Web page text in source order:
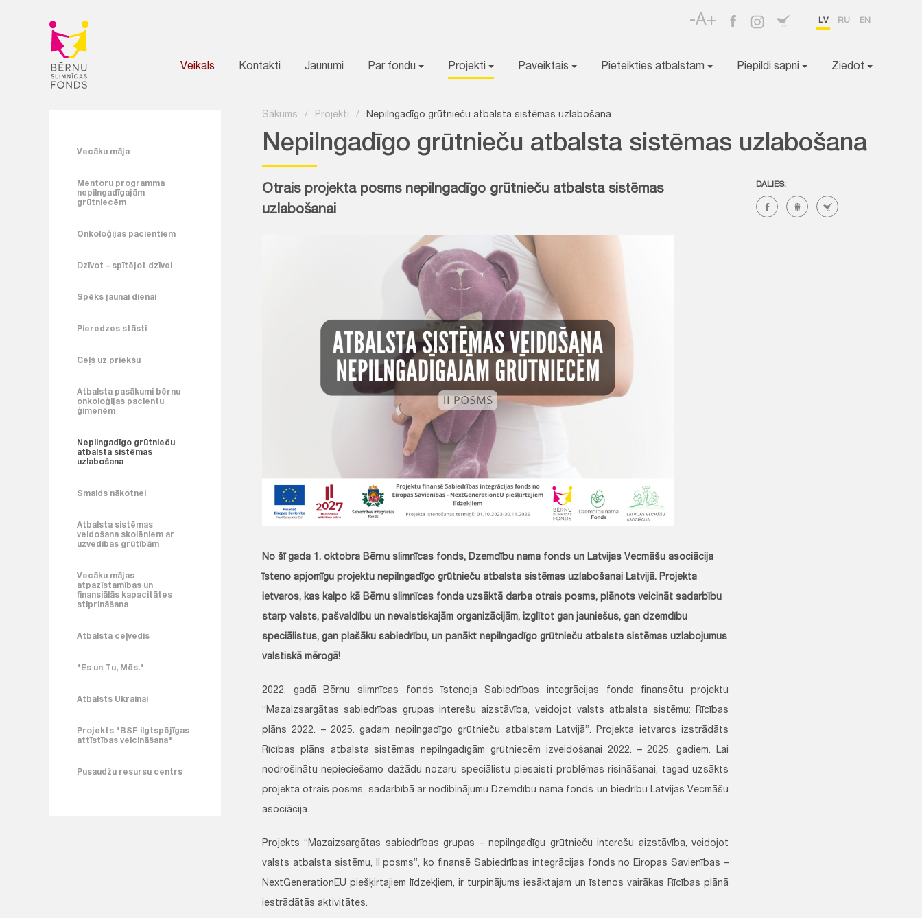
-A+ LV RU EN
Veikals Kontakti Jaunumi Par fondu Projekti Paveiktais Pieteikties atbalstam Piepildi sapni Ziedot
Vecāku māja
Mentoru programma
nepilngadīgajām
grūtniecēm
Onkoloģijas pacientiem
Dzīvot – spītējot dzīvei
Spēks jaunai dienai
Pieredzes stāsti
Ceļš uz priekšu
Atbalsta pasākumi bērnu
onkoloģijas pacientu
ģimenēm
Nepilngadīgo grūtnieču
atbalsta sistēmas
uzlabošana
Smaids nākotnei
Atbalsta sistēmas
veidošana skolēniem ar
uzvedības grūtībām
Vecāku mājas
atpazīstamības un
finansiālās kapacitātes
stiprināšana
Atbalsta ceļvedis
"Es un Tu, Mēs."
Atbalsts Ukrainai
Projekts "BSF ilgtspējīgas
attīstības veicināšana"
Pusaudžu resursu centrs
Sākums / Projekti / Nepilngadīgo grūtnieču atbalsta sistēmas uzlabošana
Nepilngadīgo grūtnieču atbalsta sistēmas uzlabošana
DALIES:
Otrais projekta posms nepilngadīgo grūtnieču atbalsta sistēmas
uzlabošanai
No šī gada 1. oktobra Bērnu slimnīcas fonds, Dzemdību nama fonds un Latvijas Vecmāšu asociācija
īsteno apjomīgu projektu nepilngadīgo grūtnieču atbalsta sistēmas uzlabošanai Latvijā. Projekta
ietvaros, kas kalpo kā Bērnu slimnīcas fonda uzsāktā darba otrais posms, plānots veicināt sadarbību
starp valsts, pašvaldību un nevalstiskajām organizācijām, izglītot gan jauniešus, gan dzemdību
speciālistus, gan plašāku sabiedrību, un panākt nepilngadīgo grūtnieču atbalsta sistēmas uzlabojumus
valstiskā mērogā!
2022. gadā Bērnu slimnīcas fonds īstenoja Sabiedrības integrācijas fonda finansētu projektu
“Mazaizsargātas sabiedrības grupas interešu aizstāvība, veidojot valsts atbalsta sistēmu: Rīcības
plāns 2022. – 2025. gadam nepilngadīgo grūtnieču atbalstam Latvijā”. Projekta ietvaros izstrādāts
Rīcības plāns atbalsta sistēmas nepilngadīgām grūtniecēm izveidošanai 2022. – 2025. gadiem. Lai
nodrošinātu nepieciešamo dažādu nozaru speciālistu piesaisti problēmas risināšanai, tagad uzsākts
projekta otrais posms, sadarbībā ar nodibinājumu Dzemdību nama fonds un biedrību Latvijas Vecmāšu
asociācija.
Projekts “Mazaizsargātas sabiedrības grupas – nepilngadīgu grūtnieču interešu aizstāvība, veidojot
valsts atbalsta sistēmu, II posms”, ko finansē Sabiedrības integrācijas fonds no Eiropas Savienības –
NextGenerationEU piešķirtajiem līdzekļiem, ir turpinājums iesāktajam un īstenos vairākas Rīcības plānā
iestrādātās aktivitātes.